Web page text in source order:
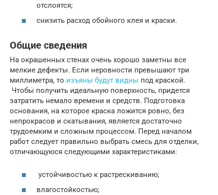
отслоятся;
снизить расход обойного клея и краски.
Общие сведения
На окрашенных стенах очень хорошо заметны все
мелкие дефекты. Если неровности превышают три
миллиметра, то изъяны будут видны под краской.
Чтобы получить идеальную поверхность, придется
затратить немало времени и средств. Подготовка
основания, на которое краска ложится ровно, без
непрокрасов и скатывания, является достаточно
трудоемким и сложным процессом. Перед началом
работ следует правильно выбрать смесь для отделки,
отличающуюся следующими характеристиками:
устойчивостью к растрескиванию;
влагостойкостью;